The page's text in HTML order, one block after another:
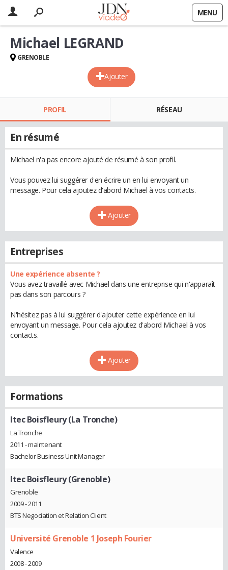
MENU
Ajouter
Michael LEGRAND
GRENOBLE
PROFIL RÉSEAU
En résumé
Michael n'a pas encore ajouté de résumé à son profil.
Vous pouvez lui suggérer d'en écrire un en lui envoyant un
message. Pour cela ajoutez d'abord Michael à vos contacts.
Ajouter
Entreprises
Une expérience absente ?
Vous avez travaillé avec Michael dans une entreprise qui n'apparaît
pas dans son parcours ?
N'hésitez pas à lui suggérer d'ajouter cette expérience en lui
envoyant un message. Pour cela ajoutez d'abord Michael à vos
contacts.
Ajouter
Formations
Itec Boisfleury (La Tronche)
La Tronche
2011 - maintenant
Bachelor Business Unit Manager
Itec Boisfleury (Grenoble)
Grenoble
2009 - 2011
BTS Negociation et Relation Client
Université Grenoble 1 Joseph Fourier
Valence
2008 - 2009